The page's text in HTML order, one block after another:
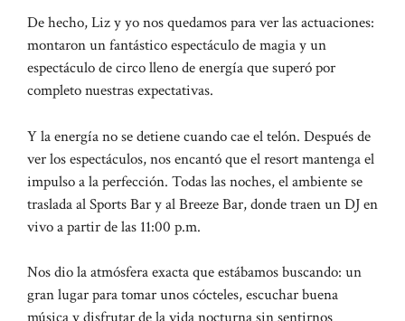
De hecho, Liz y yo nos quedamos para ver las actuaciones:
montaron un fantástico espectáculo de magia y un
espectáculo de circo lleno de energía que superó por
completo nuestras expectativas.
Y la energía no se detiene cuando cae el telón. Después de
ver los espectáculos, nos encantó que el resort mantenga el
impulso a la perfección. Todas las noches, el ambiente se
traslada al Sports Bar y al Breeze Bar, donde traen un DJ en
vivo a partir de las 11:00 p.m.
Nos dio la atmósfera exacta que estábamos buscando: un
gran lugar para tomar unos cócteles, escuchar buena